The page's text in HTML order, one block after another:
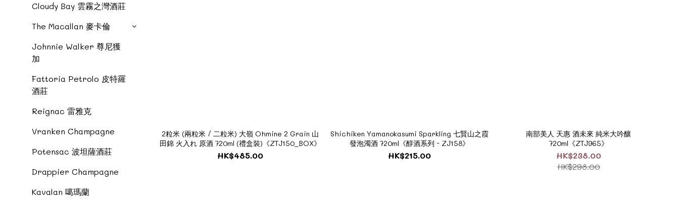
Cloudy Bay 雲霧之灣酒莊
The Macallan 麥卡倫
Johnnie Walker 尊尼獲
加
Fattoria Petrolo 皮特羅
酒莊
Reignac 雷雅克
Vranken Champagne
Potensac 波坦薩酒莊
Drappier Champagne
Kavalan 噶瑪蘭
2粒米 (兩粒米 / 二粒米) 大嶺 Ohmine 2 Grain 山
田錦 火入れ 原酒 720ml (禮盒裝)《ZTJ150_BOX》
HK$485.00
Shichiken Yamanokasumi Sparkling 七賢山之霞
發泡濁酒 720ml《醇酒系列 - ZJ158》
HK$215.00
南部美人 天惠 酒未來 純米大吟釀
720ml《ZTJ965》
HK$238.00
HK$298.00